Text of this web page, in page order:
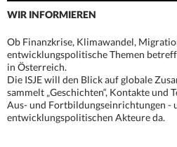
WIR INFORMIEREN
Ob Finanzkrise, Klimawandel,
entwicklungspolitische Themen
in Österreich.
Die ISJE will den Blick auf globale
sammelt „Geschichten“, Kontakte und
Aus- und Fortbildungseinrichtungen -
entwicklungspolitischen Akteure da.